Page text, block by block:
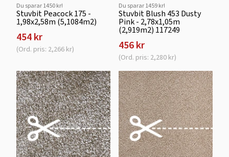
Du sparar 1450 kr!
Stuvbit Peacock 175 -
1,98x2,58m (5,1084m2)
454 kr
(Ord. pris: 2,266 kr)
Du sparar 1459 kr!
Stuvbit Blush 453 Dusty
Pink - 2,78x1,05m
(2,919m2) 117249
456 kr
(Ord. pris: 2,280 kr)